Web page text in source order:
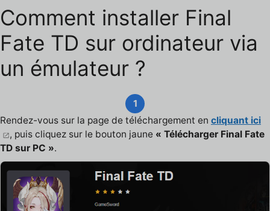
Comment installer Final
Fate TD sur ordinateur via
un émulateur ?
1
Rendez-vous sur la page de téléchargement en cliquant ici
, puis cliquez sur le bouton jaune « Télécharger Final Fate
TD sur PC ».